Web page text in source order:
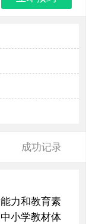
成功记录
力和教育素
小学教材体